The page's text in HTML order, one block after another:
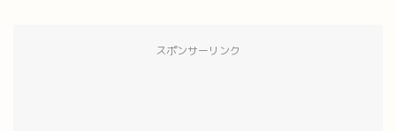
スポンサーリンク